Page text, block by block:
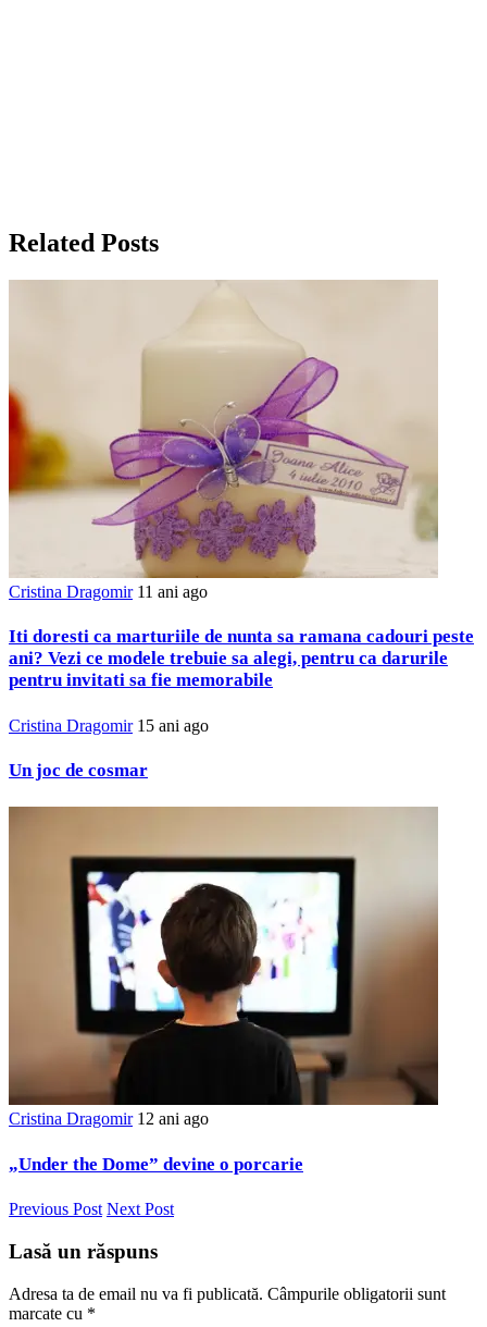
Related Posts
Cristina Dragomir 11 ani ago
Iti doresti ca marturiile de nunta sa ramana cadouri peste
ani? Vezi ce modele trebuie sa alegi, pentru ca darurile
pentru invitati sa fie memorabile
Cristina Dragomir 15 ani ago
Un joc de cosmar
Cristina Dragomir 12 ani ago
„Under the Dome” devine o porcarie
Previous Post Next Post
Lasă un răspuns
Adresa ta de email nu va fi publicată. Câmpurile obligatorii sunt
marcate cu *